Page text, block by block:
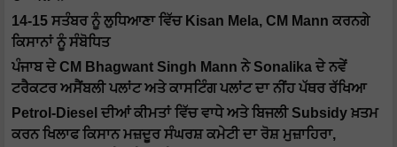
14-15 ਸਤੰਬਰ ਨੂੰ ਲੁਧਿਆਣਾ ਵਿੱਚ Kisan Mela, CM Mann ਕਰਨਗੇ
ਕਿਸਾਨਾਂ ਨੂੰ ਸੰਬੋਧਿਤ
ਪੰਜਾਬ ਦੇ CM Bhagwant Singh Mann ਨੇ Sonalika ਦੇ ਨਵੇਂ
ਟਰੈਕਟਰ ਅਸੈਂਬਲੀ ਪਲਾਂਟ ਅਤੇ ਕਾਸਟਿੰਗ ਪਲਾਂਟ ਦਾ ਨੀਂਹ ਪੱਥਰ ਰੱਖਿਆ
Petrol-Diesel ਦੀਆਂ ਕੀਮਤਾਂ ਵਿੱਚ ਵਾਧੇ ਅਤੇ ਬਿਜਲੀ Subsidy ਖ਼ਤਮ
ਕਰਨ ਖਿਲਾਫ ਕਿਸਾਨ ਮਜ਼ਦੂਰ ਸੰਘਰਸ਼ ਕਮੇਟੀ ਦਾ ਰੋਸ਼ ਮੁਜ਼ਾਹਿਰਾ,